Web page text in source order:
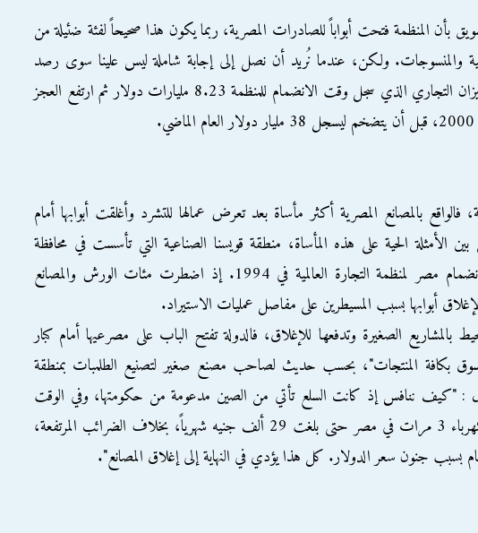
بأن المنظمة فتحت أبواباً للصادرات المصرية، ربما يكون هذا صحيحاً لفئة ضئيلة من
والمنسوجات. ولكن، عندما نُريد أن نصل إلى إجابة شاملة ليس علينا سوى رصد
تطور قيمة العجز في الميزان التجاري الذي سجل وقت الانضمام للمنظمة 8.23 مليارات دولار ثم ارتفع العجز
فالواقع بالمصانع المصرية أكثر مأساة بعد تعرض عمالها للتشرد وأغلقت أبوابها أمام
الأمثلة الحية على هذه المأساة، منطقة قويسنا الصناعية التي تأسست في محافظة
المنوفية، بالتزامن مع انضمام مصر لمنظمة التجارة العالمية في 1994. إذ اضطرت مئات الورش والمصانع
أبوابها بسبب المسيطرين على مفاصل عمليات الاستيراد.
الصغيرة وتدفعها للإغلاق، فالدولة تفتح الباب على مصرعيها أمام كبار
بكافة المنتجات"، بحسب حديث لصاحب مصنع صغير لتصنيع الطلمبات بمنطقة
: "كيف ننافس إذ كانت السلع تأتي من الصين مدعومة من حكومتها، وفي الوقت
ذاته ارتفعت فواتير الكهرباء 3 مرات في مصر حتى بلغت 29 ألف جنيه شهرياً، بخلاف الضرائب المرتفعة،
بسبب جنون سعر الدولار. كل هذا يؤدي في النهاية إلى إغلاق المصانع".